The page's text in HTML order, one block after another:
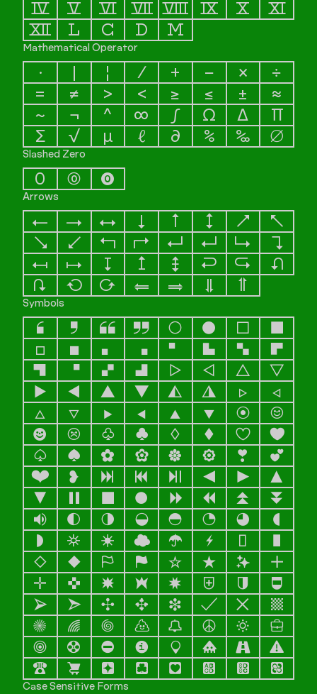
Ⅳ Ⅴ Ⅵ Ⅶ Ⅷ Ⅸ Ⅹ
Ⅺ
Ⅻ
Ⅼ Ⅽ Ⅾ Ⅿ
Mathematical Operator
∙ | ¦ ∕ + − ×
÷
=
≠ > < ≥ ≤ ±
≈
~
¬ ^ ∞ ∫ Ω ∆
∏
∑
√ µ ℓ ∂ % ‰ ∅
Slashed Zero
0 ⓪ ⓿
Arrows
← → ↔ ↓ ↑ ↕ ↗
↖
↘
↙ ↰ ↱ ↲ ↵ ↳
↴
↤
↦ ↧ ↥ ↨ ↩ ↪
↶
↷
↻ ↺ ⥢ ⥤ ⥥ ⥣
Symbols
❛ ❜ ❝ ❞ ○ ● □
■
▫
▪ ▖ ▗ ▘ ▙ ▚
▛
▜
▝ ▞ ▟ ▷ ◁ △
▽
▶
◀ ▲ ▼ ◭ ◮ ▹
◃
▵
▿ ▸ ◂ ▴ ▾ 👁
☺
☻
☹ ♧ ♣ ♢ ♦ ♡
♥
♤
♠ ✿ ❀ ✻ ❁ ❣
💕
❤
❥ ⏭ ⏮ ⏯ ⏴ ⏵
⏶
⏷
⏸ ⏹ ⏺ ⏩ ⏪ ⏫
⏬
🔈
◐ ◑ ◒ ◓ ◔ ◕
◖
◗
☼ ☀ ☁ ☂ ⚡ ▯
▮
◇
◆ ⚐ ⚑ ☆ ★ ✨
✚
✛
✜ ✴ ✶ ✷ ⛨ 🛡
⛊
➢
➣ ✢ ✥ ❉ ✔ ✕
🏁
✳
🌈 🌀 💩 🔔 ☮ 🔅
🧳
🎯
🎦 ⛔ 🛈 📌 🏠 🛣
⚠
☎
🛒 ❇ 🍀 💟 🔠 🔤 🔣
Case Sensitive Forms